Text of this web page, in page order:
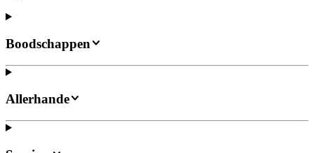
Boodschappen
Allerhande